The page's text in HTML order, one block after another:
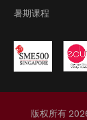
暑期课程
版权所有